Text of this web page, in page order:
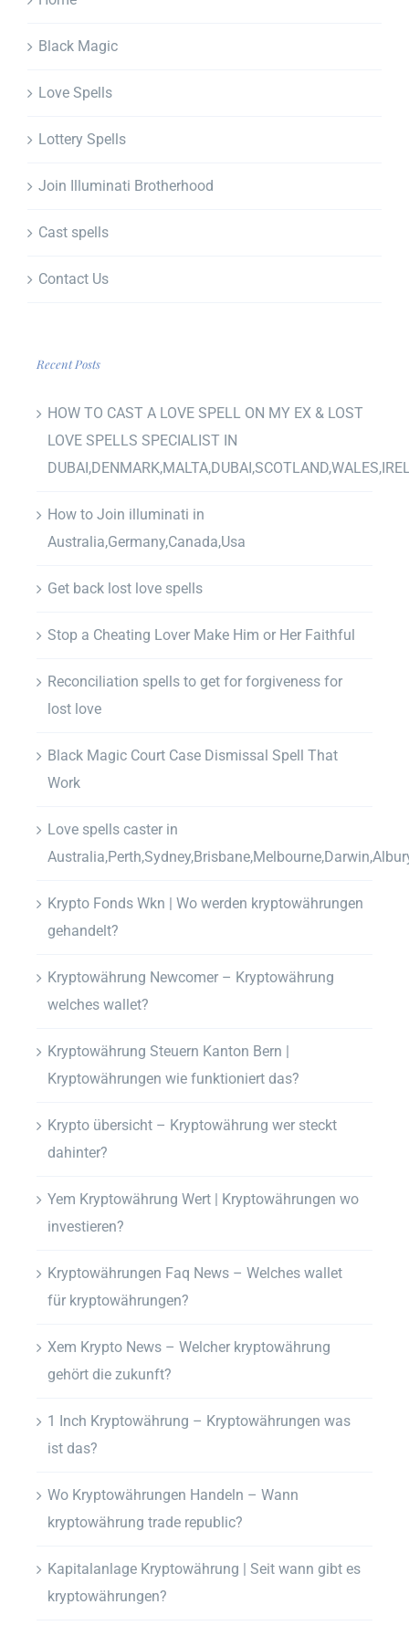
Black Magic
Love Spells
Lottery Spells
Join Illuminati Brotherhood
Cast spells
Contact Us
Recent Posts
HOW TO CAST A LOVE SPELL ON MY EX & LOST
LOVE SPELLS SPECIALIST IN
How to Join illuminati in
Australia,Germany,Canada,Usa
Get back lost love spells
Stop a Cheating Lover Make Him or Her Faithful
Reconciliation spells to get for forgiveness for
lost love
Black Magic Court Case Dismissal Spell That
Work
Love spells caster in
Krypto Fonds Wkn | Wo werden kryptowährungen
gehandelt?
Kryptowährung Newcomer – Kryptowährung
welches wallet?
Kryptowährung Steuern Kanton Bern |
Kryptowährungen wie funktioniert das?
Krypto übersicht – Kryptowährung wer steckt
dahinter?
Yem Kryptowährung Wert | Kryptowährungen wo
investieren?
Kryptowährungen Faq News – Welches wallet
für kryptowährungen?
Xem Krypto News – Welcher kryptowährung
gehört die zukunft?
1 Inch Kryptowährung – Kryptowährungen was
ist das?
Wo Kryptowährungen Handeln – Wann
kryptowährung trade republic?
Kapitalanlage Kryptowährung | Seit wann gibt es
kryptowährungen?